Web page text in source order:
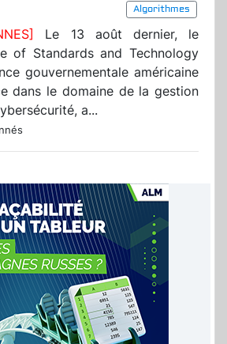
Algorithmes
Le 13 août dernier, le
of Standards and Technology
gouvernementale américaine
dans le domaine de la gestion
a...